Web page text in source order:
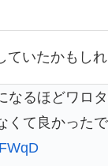
ていたかもし
なるほどワロ
くて良かった